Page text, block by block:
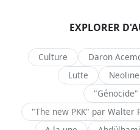
EXPLORER
Culture Daron
Lutte
Neoline
"The new PKK" par Walter